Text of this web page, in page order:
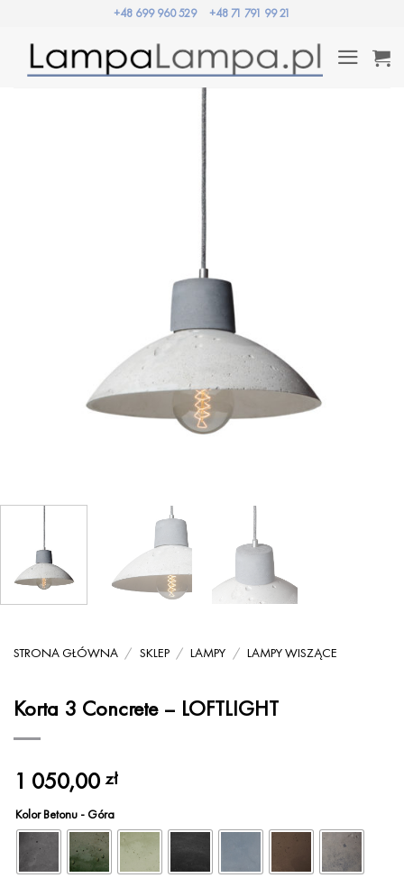
zawartości
+48 699 960 529 +48 71 791 99 21
STRONA GŁÓWNA / SKLEP / LAMPY / LAMPY WISZĄCE
Korta 3 Concrete – LOFTLIGHT
1 050,00zł
Kolor Betonu - Góra